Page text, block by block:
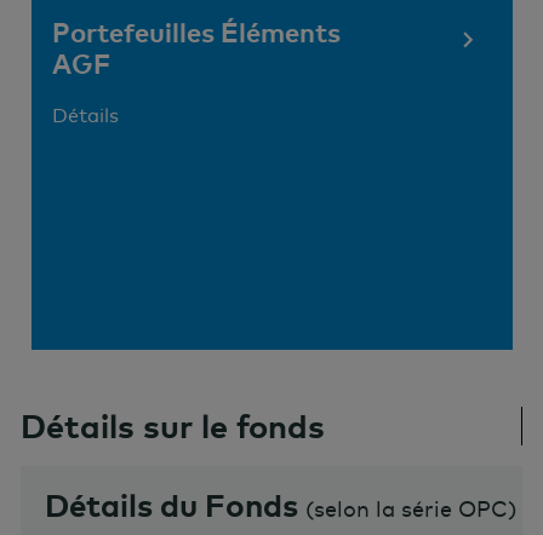
Portefeuilles Éléments
AGF
Détails
Détails sur le fonds
Détails du Fonds (selon la série OPC)